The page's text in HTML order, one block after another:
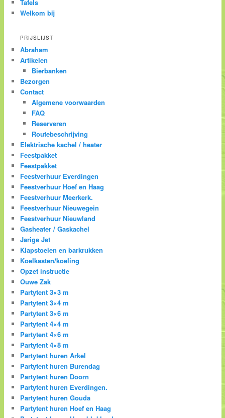
Tafels
Welkom bij
PRIJSLIJST
Abraham
Artikelen
Bierbanken
Bezorgen
Contact
Algemene voorwaarden
FAQ
Reserveren
Routebeschrijving
Elektrische kachel / heater
Feestpakket
Feestpakket
Feestverhuur Everdingen
Feestverhuur Hoef en Haag
Feestverhuur Meerkerk.
Feestverhuur Nieuwegein
Feestverhuur Nieuwland
Gasheater / Gaskachel
Jarige Jet
Klapstoelen en barkrukken
Koelkasten/koeling
Opzet instructie
Ouwe Zak
Partytent 3×3 m
Partytent 3×4 m
Partytent 3×6 m
Partytent 4×4 m
Partytent 4×6 m
Partytent 4×8 m
Partytent huren Arkel
Partytent huren Burendag
Partytent huren Doorn
Partytent huren Everdingen.
Partytent huren Gouda
Partytent huren Hoef en Haag